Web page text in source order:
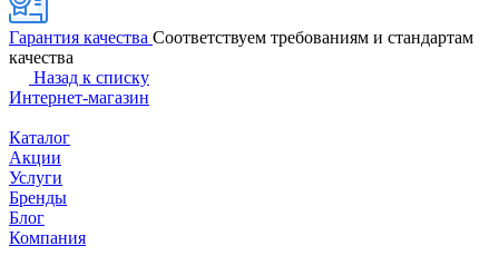
Гарантия качества Соответствуем требованиям и стандартам
качества
Назад к списку
Интернет-магазин
Каталог
Акции
Услуги
Бренды
Блог
Компания